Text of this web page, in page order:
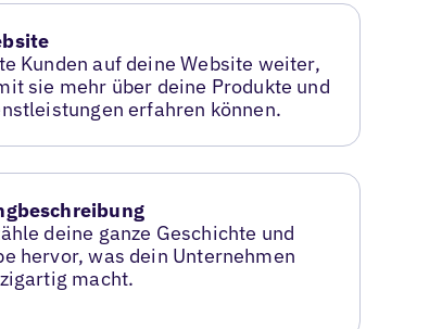
Kunden auf deine Website weiter,
sie mehr über deine Produkte und
erfahren können.
deine ganze Geschichte und
hervor, was dein Unternehmen
macht.